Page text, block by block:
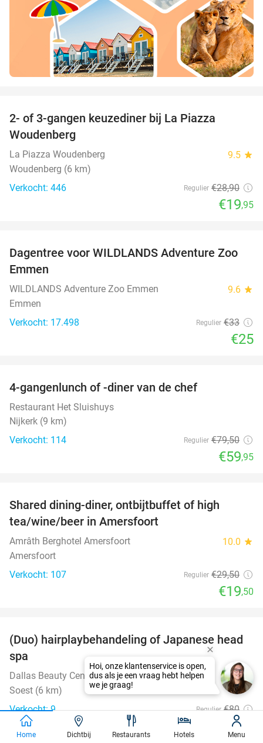
2- of 3-gangen keuzediner bij La Piazza
Woudenberg
La Piazza Woudenberg 9.5 star
Woudenberg (6 km)
Verkocht: 446
Regulier €28,90
€19,95
24%
Dagentree voor WILDLANDS Adventure Zoo
Emmen
WILDLANDS Adventure Zoo Emmen 9.6 star
Emmen
Verkocht: 17.498
Regulier €33
€25
4-gangenlunch of -diner van de chef
Restaurant Het Sluishuys
Nijkerk (9 km)
Verkocht: 114
Regulier €79,50
€59,95
Shared dining-diner, ontbijtbuffet of high
tea/wine/beer in Amersfoort
Amrâth Berghotel Amersfoort 10.0 star
Amersfoort
Verkocht: 107
Regulier €29,50
€19,50
38%
(Duo) hairplaybehandeling of Japanese head
spa
Dallas Beauty Center 10.0star
Soest (6 km)
Verkocht: 9
Regulier €80
€49
Home Dichtbij Restaurants Hotels Menu